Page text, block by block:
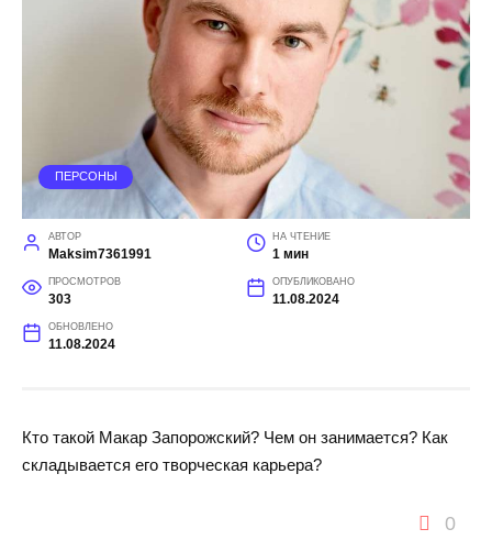
ПЕРСОНЫ
АВТОР
Maksim7361991
НА ЧТЕНИЕ
1 мин
ПРОСМОТРОВ
303
ОПУБЛИКОВАНО
11.08.2024
ОБНОВЛЕНО
11.08.2024
Кто такой Макар Запорожский? Чем он занимается? Как
складывается его творческая карьера?
0